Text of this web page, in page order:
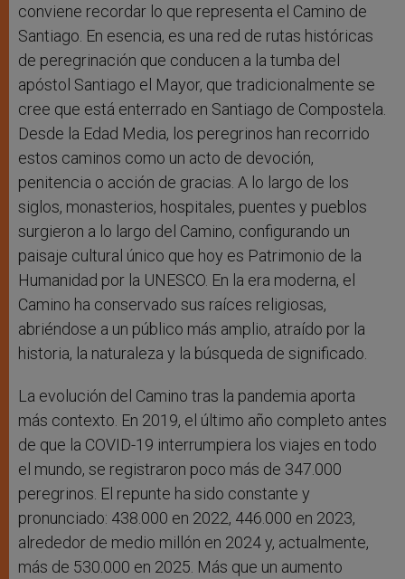
conviene recordar lo que representa el Camino de
Santiago. En esencia, es una red de rutas históricas
de peregrinación que conducen a la tumba del
apóstol Santiago el Mayor, que tradicionalmente se
cree que está enterrado en Santiago de Compostela.
Desde la Edad Media, los peregrinos han recorrido
estos caminos como un acto de devoción,
penitencia o acción de gracias. A lo largo de los
siglos, monasterios, hospitales, puentes y pueblos
surgieron a lo largo del Camino, configurando un
paisaje cultural único que hoy es Patrimonio de la
Humanidad por la UNESCO. En la era moderna, el
Camino ha conservado sus raíces religiosas,
abriéndose a un público más amplio, atraído por la
historia, la naturaleza y la búsqueda de significado.
La evolución del Camino tras la pandemia aporta
más contexto. En 2019, el último año completo antes
de que la COVID-19 interrumpiera los viajes en todo
el mundo, se registraron poco más de 347.000
peregrinos. El repunte ha sido constante y
pronunciado: 438.000 en 2022, 446.000 en 2023,
alrededor de medio millón en 2024 y, actualmente,
más de 530.000 en 2025. Más que un aumento